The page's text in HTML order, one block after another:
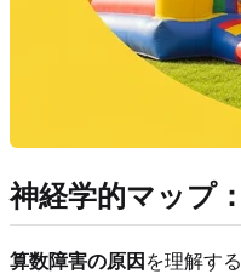
神経学的マップ
算数障害の原因 を理解す